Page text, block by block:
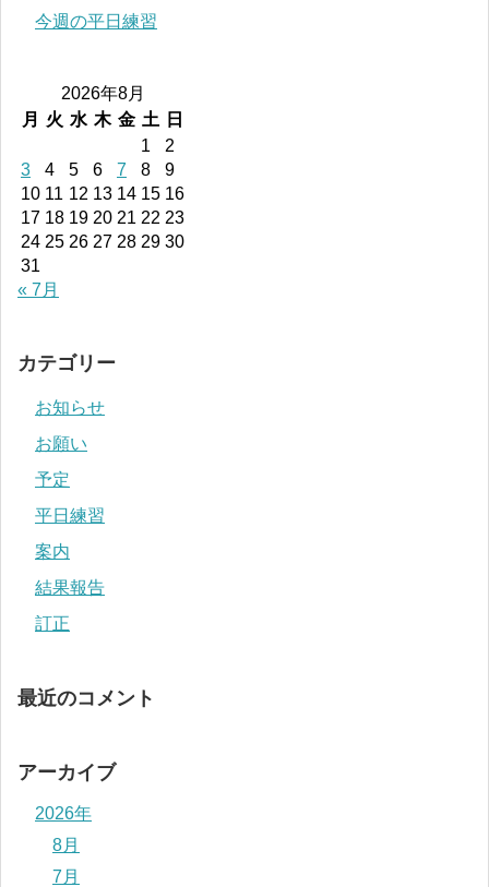
今週の平日練習
2026年8月
月
火 水 木 金 土
日
1
2
3
4 5 6 7 8
9
10 11 12 13 14 15 16
17 18 19 20 21 22 23
24 25 26 27 28 29 30
31
« 7月
カテゴリー
お知らせ
お願い
予定
平日練習
案内
結果報告
訂正
最近のコメント
アーカイブ
2026年
8月
7月